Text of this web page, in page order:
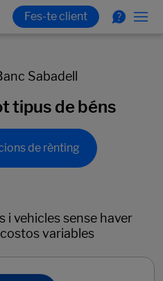
Sabadell
tipus de béns
de rènting
i vehicles sense haver
variables